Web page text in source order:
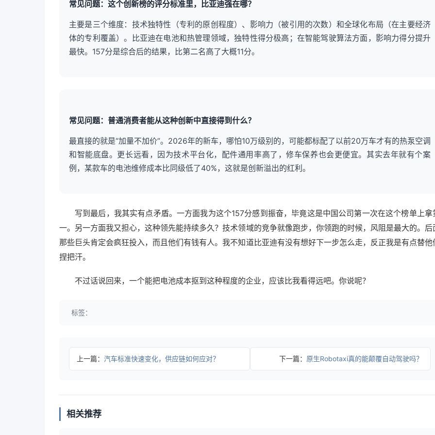
常见问题：这个创新榜的评分标准里，比亚迪强在哪？
主要是三个维度：技术独特性（专利的原创程度）、影响力（被引用的次数）和全球化布局（在主要经济
体的专利覆盖）。比亚迪在电池和热管理领域，独特性得分极高；在智能驾驶算法方面，影响力得分提升
最快。157分是综合后的结果，比第二名高了大概11分。
常见问题：普通消费者能从这种创新中直接得到什么？
最直接的就是“加量不加价”。2026年的新车，哪怕10万级别的，可能都标配了以前20万车才有的热泵空调
和智能底盘。更长远看，因为技术平台化，配件通用率高了，修车保养也会更便宜。其实去年就有个案
例，某款车的电池维修成本比同级低了40%，这就是创新溢出的红利。
写到最后，我其实有点矛盾。一方面我为这个157分感到振奋，毕竟这是中国公司第一次在这个榜单上拿
一。另一方面我又担心，这种领先能持续多久？技术领域的竞争就像跑步，你领跑的时候，风阻是最大的。后
那些巨头肯定会疯狂投入，而且他们有钱有人。我不知道比亚迪有没有想好下一步怎么走，反正我是有点替他
捏把汗。
不过话说回来，一个能把电池成本抠到这种程度的企业，应该比我看得远吧。你说呢？
标签：
上一篇： 汽车标准快速变化，供应链如何应对？ 下一篇： 原生Robotaxi真的能颠覆自动驾驶吗？
相关推荐